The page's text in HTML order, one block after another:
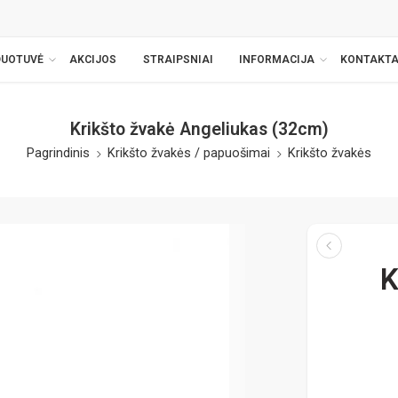
AKCIJOS STRAIPSNIAI INFORMACIJA
Krikšto žvakė Angeliukas (32cm)
Pagrindinis Krikšto žvakės / papuošimai Krikšto žvakės